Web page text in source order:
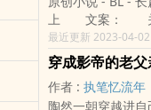
甜文，要透过表象
友要是觉得《只
的朋友推荐哦！
承诺定带领魔教
风）x假冷血真深
及很少一点朝堂
来说不分主攻或受，在意
说教主想称霸武林
上 文案： 关浓
氓 封建大家长
师生 受前期医生
型渣贱 童养媳
渣 章节名三个
最近更新 2023-04-
穿成影帝的老父
作者 : 执笔忆流年
陶然一朝穿越进